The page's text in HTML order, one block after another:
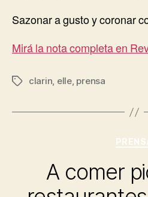
Sazonar a gusto y coronar
Mirá la nota completa en
Etiquetas
clarin, elle, prensa
A comer